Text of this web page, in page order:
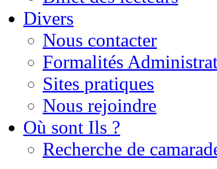
Divers
Nous contacter
Formalités
Sites pratiques
Nous rejoindre
Où sont Ils ?
Recherche de